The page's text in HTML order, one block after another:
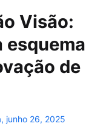
Visão:
esquema
de
junho 26, 2025